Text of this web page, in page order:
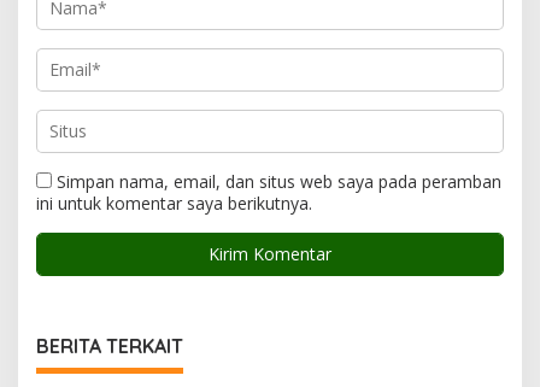
Simpan nama, email, dan situs web saya pada peramban
ini untuk komentar saya berikutnya.
BERITA TERKAIT